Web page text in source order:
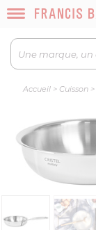
Accueil> Cuisson>